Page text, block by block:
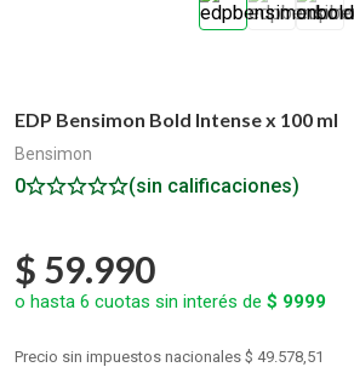
EDP Bensimon Bold Intense x 100 ml
Bensimon
0 (sin calificaciones)
$ 59.990
o hasta 6 cuotas sin interés de $ 9999
Precio sin impuestos nacionales $ 49.578,51
8.protector solar
9.serum elvive
10
nyx